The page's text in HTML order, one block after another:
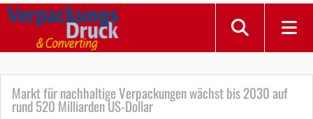
Markt für nachhaltige Verpackungen wächst bis 2030 auf
rund 520 Milliarden US-Dollar